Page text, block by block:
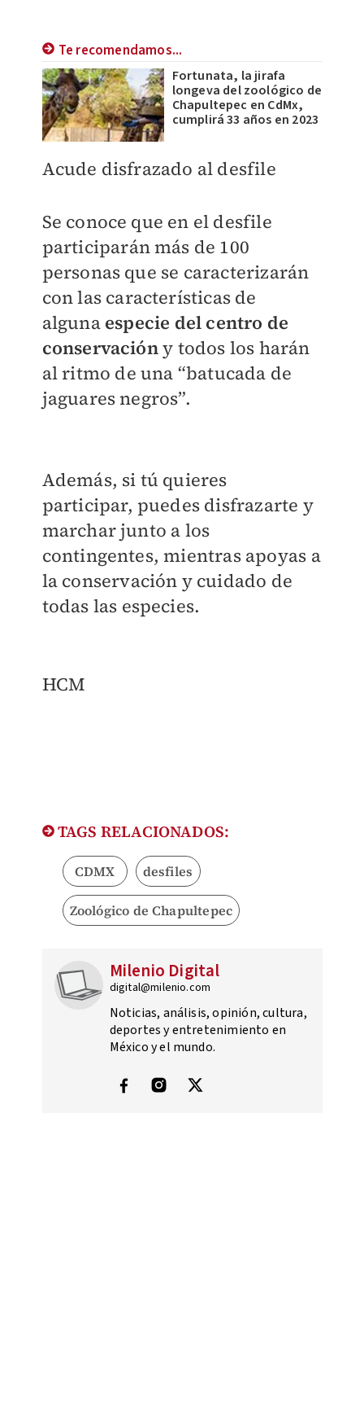
Te recomendamos...
Fortunata, la jirafa
longeva del zoológico de
Chapultepec en CdMx,
cumplirá 33 años en 2023
Acude disfrazado al desfile
Se conoce que en el desfile
participarán más de 100
personas que se caracterizarán
con las características de
alguna especie del centro de
conservacióny todos los harán
al ritmo de una “batucada de
jaguares negros”.
Además, si tú quieres
participar, puedes disfrazarte y
marchar junto a los
contingentes, mientras apoyas a
la conservación y cuidado de
todas las especies.
HCM
TAGS RELACIONADOS:
CDMX desfiles
Zoológico de Chapultepec
Milenio Digital
digital@milenio.com
Noticias, análisis, opinión, cultura,
deportes y entretenimiento en
México y el mundo.